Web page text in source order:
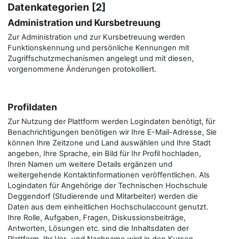
Datenkategorien [2]
Administration und Kursbetreuung
Zur Administration und zur Kursbetreuung werden
Funktionskennung und persönliche Kennungen mit
Zugriffschutzmechanismen angelegt und mit diesen,
vorgenommene Änderungen protokolliert.
Profildaten
Zur Nutzung der Plattform werden Logindaten benötigt, für
Benachrichtigungen benötigen wir Ihre E-Mail-Adresse, Sie
können Ihre Zeitzone und Land auswählen und Ihre Stadt
angeben, Ihre Sprache, ein Bild für Ihr Profil hochladen,
Ihren Namen um weitere Details ergänzen und
weitergehende Kontaktinformationen veröffentlichen. Als
Logindaten für Angehörige der Technischen Hochschule
Deggendorf (Studierende und Mitarbeiter) werden die
Daten aus dem einheitlichen Hochschulaccount genutzt.
Ihre Rolle, Aufgaben, Fragen, Diskussionsbeiträge,
Antworten, Lösungen etc. sind die Inhaltsdaten der